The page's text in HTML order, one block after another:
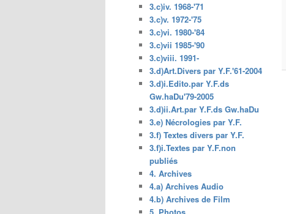
3.c)iv. 1968-'71
3.c)v. 1972-'75
3.c)vi. 1980-'84
3.c)vii 1985-'90
3.c)viii. 1991-
3.d)Art.Divers par Y.F.'61-2004
3.d)i.Edito.par Y.F.ds
Gw.haDu'79-2005
3.d)ii.Art.par Y.F.ds Gw.haDu
3.e) Nécrologies par Y.F.
3.f) Textes divers par Y.F.
3.f)i.Textes par Y.F.non
publiés
4. Archives
4.a) Archives Audio
4.b) Archives de Film